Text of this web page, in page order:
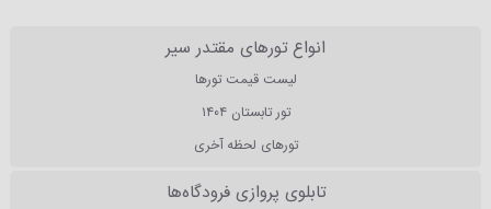
انواع تورهای مقتدر سیر
لیست قیمت تورها
تور تابستان ۱۴۰۴
تورهای لحظه آخری
تابلوی پروازی فرودگاه‌ها